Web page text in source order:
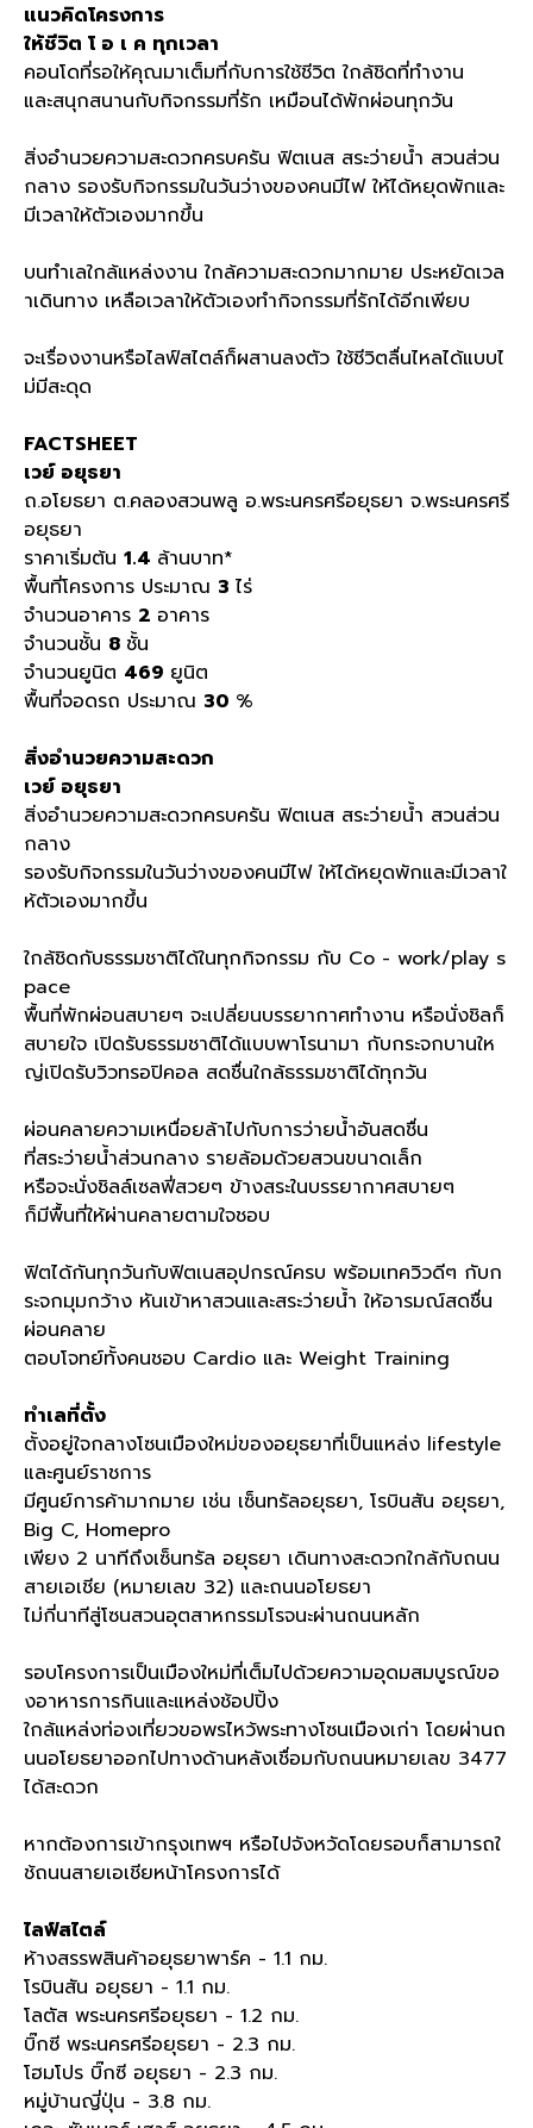
แนวคิดโครงการ
ให้ชีวิต โ อ เ ค ทุกเวลา
คอนโดที่รอให้คุณมาเต็มที่กับการใช้ชีวิต ใกล้ชิดที่ทำงาน
และสนุกสนานกับกิจกรรมที่รัก เหมือนได้พักผ่อนทุกวัน
สิ่งอำนวยความสะดวกครบครัน ฟิตเนส สระว่ายน้ำ สวนส่วน
กลาง รองรับกิจกรรมในวันว่างของคนมีไฟ ให้ได้หยุดพักและ
มีเวลาให้ตัวเองมากขึ้น
บนทำเลใกล้แหล่งงาน ใกล้ความสะดวกมากมาย ประหยัดเวล
าเดินทาง เหลือเวลาให้ตัวเองทำกิจกรรมที่รักได้อีกเพียบ
จะเรื่องงานหรือไลฟ์สไตล์ก็ผสานลงตัว ใช้ชีวิตลื่นไหลได้แบบไ
ม่มีสะดุด
FACTSHEET
เวย์ อยุธยา
ถ.อโยธยา ต.คลองสวนพลู อ.พระนครศรีอยุธยา จ.พระนครศรี
อยุธยา
ราคาเริ่มต้น 1.4 ล้านบาท*
พื้นที่โครงการ ประมาณ 3 ไร่
จำนวนอาคาร 2 อาคาร
จำนวนชั้น 8 ชั้น
จำนวนยูนิต 469 ยูนิต
พื้นที่จอดรถ ประมาณ 30 %
สิ่งอำนวยความสะดวก
เวย์ อยุธยา
สิ่งอำนวยความสะดวกครบครัน ฟิตเนส สระว่ายน้ำ สวนส่วน
กลาง
รองรับกิจกรรมในวันว่างของคนมีไฟ ให้ได้หยุดพักและมีเวลาใ
ห้ตัวเองมากขึ้น
ใกล้ชิดกับธรรมชาติได้ในทุกกิจกรรม กับ Co - work/play s
pace
พื้นที่พักผ่อนสบายๆ จะเปลี่ยนบรรยากาศทำงาน หรือนั่งชิลก็
สบายใจ เปิดรับธรรมชาติได้แบบพาโรนามา กับกระจกบานให
ญ่เปิดรับวิวทรอปิคอล สดชื่นใกล้ธรรมชาติได้ทุกวัน
ผ่อนคลายความเหนื่อยล้าไปกับการว่ายน้ำอันสดชื่น
ที่สระว่ายน้ำส่วนกลาง รายล้อมด้วยสวนขนาดเล็ก
หรือจะนั่งชิลล์เซลฟี่สวยๆ ข้างสระในบรรยากาศสบายๆ
ก็มีพื้นที่ให้ผ่านคลายตามใจชอบ
ฟิตได้กันทุกวันกับฟิตเนสอุปกรณ์ครบ พร้อมเทควิวดีๆ กับก
ระจกมุมกว้าง หันเข้าหาสวนและสระว่ายน้ำ ให้อารมณ์สดชื่น
ผ่อนคลาย
ตอบโจทย์ทั้งคนชอบ Cardio และ Weight Training
ทำเลที่ตั้ง
ตั้งอยู่ใจกลางโซนเมืองใหม่ของอยุธยาที่เป็นแหล่ง lifestyle
และศูนย์ราชการ
มีศูนย์การค้ามากมาย เช่น เซ็นทรัลอยุธยา, โรบินสัน อยุธยา,
Big C, Homepro
เพียง 2 นาทีถึงเซ็นทรัล อยุธยา เดินทางสะดวกใกล้กับถนน
สายเอเชีย (หมายเลข 32) และถนนอโยธยา
ไม่กี่นาทีสู่โซนสวนอุตสาหกรรมโรจนะผ่านถนนหลัก
รอบโครงการเป็นเมืองใหม่ที่เต็มไปด้วยความอุดมสมบูรณ์ขอ
งอาหารการกินและแหล่งช้อปปิ้ง
ใกล้แหล่งท่องเที่ยวขอพรไหว้พระทางโซนเมืองเก่า โดยผ่านถ
นนอโยธยาออกไปทางด้านหลังเชื่อมกับถนนหมายเลข 3477
ได้สะดวก
หากต้องการเข้ากรุงเทพฯ หรือไปจังหวัดโดยรอบก็สามารถใ
ช้ถนนสายเอเชียหน้าโครงการได้
ไลฟ์สไตล์
ห้างสรรพสินค้าอยุธยาพาร์ค - 1.1 กม.
โรบินสัน อยุธยา - 1.1 กม.
โลตัส พระนครศรีอยุธยา - 1.2 กม.
บิ๊กซี พระนครศรีอยุธยา - 2.3 กม.
โฮมโปร บิ๊กซี อยุธยา - 2.3 กม.
หมู่บ้านญี่ปุ่น - 3.8 กม.